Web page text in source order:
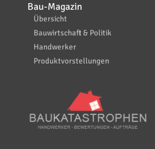
Bau-Magazin
Übersicht
Bauwirtschaft & Politik
Handwerker
Produktvorstellungen